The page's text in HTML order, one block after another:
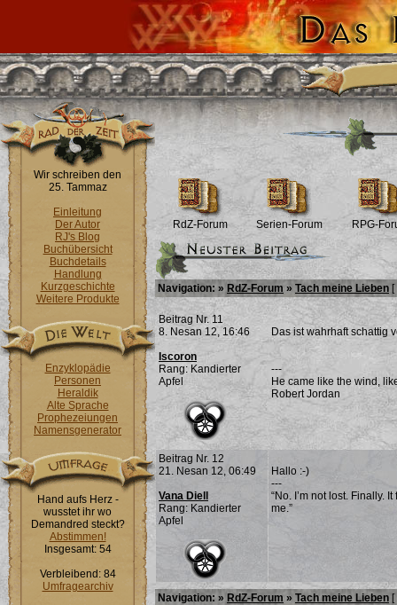
Wir schreiben den
25. Tammaz
Einleitung
Der Autor
RJ's Blog
Buchübersicht
Buchdetails
Handlung
Kurzgeschichte
Weitere Produkte
Enzyklopädie
Personen
Heraldik
Alte Sprache
Prophezeiungen
Namensgenerator
Hand aufs Herz -
wusstet ihr wo
Demandred steckt?
Abstimmen!
Insgesamt: 54
Verbleibend: 84
Umfragearchiv
RdZ-Forum Serien-Forum RPG-
Navigation: » RdZ-Forum » Tach meine Lieben [
Beitrag Nr. 11
8. Nesan 12, 16:46
Iscoron
Rang: Kandierter
Apfel
Das ist wahrhaft schattig
---
He came like the wind,
Robert Jordan
Beitrag Nr. 12
21. Nesan 12, 06:49
Vana Diell
Rang: Kandierter
Apfel
Hallo :-)
---
“No. I’m not lost. Finally.
me.”
Navigation: » RdZ-Forum » Tach meine Lieben [